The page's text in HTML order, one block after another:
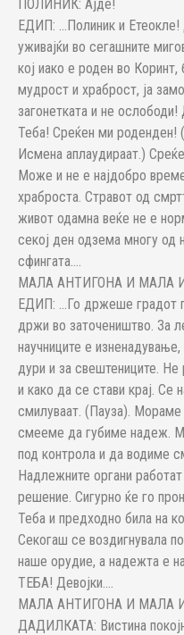
ПОЛИНИК: Ајде!
ЕДИП: …Полиник и Етеокле!
уживајќи во сегашните
кој иако е роден во
мудрост и храброст, ја
загонетката и не
Теба! Среќен ми роденден!
Исмена аплаудираат.)
Може и не е најдобро
храброста. Стравот од
живот одамна веќе не е
секој ден одзема многу од
сфингата….
МАЛА АНТИГОНА И МАЛА
ЕДИП: …Го држеше градот
држи во заточеништво. За
научниците е
дури и за свештениците.
и како да се стави крај. Се
смилуваат. (Пауза).
смееме да губиме надеж.
под контрола и да водиме
Надлежните органи
решение. Сигурно ќе го
Теба и предходно била на
Секогаш се воздигнувала
наше орудие, а надежта е
ТЕБА! Девојки….
МАЛА АНТИГОНА И МАЛА
ДАДИЛКАТА: Вистина